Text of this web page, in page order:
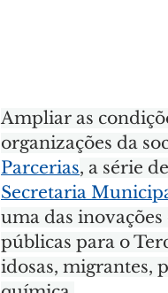
Ampliar as
organizações da
Parcerias, a série
Secretaria
uma das
públicas para o
idosas, migrantes,